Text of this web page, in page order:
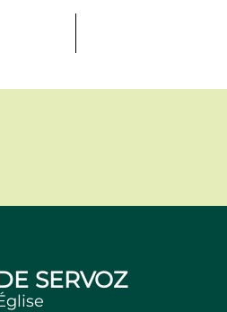
SERVOZ